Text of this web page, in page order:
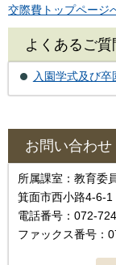
交際費トップページ
よくあるご質
入園学式及び卒
お問い合わせ
所属課室：教育委
箕面市西小路4‐6‐1
電話番号：072-
ファックス番号：